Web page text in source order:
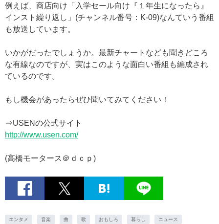
例えば、商店向け「入学セール向け『１年生になったら』
インスト繰り返し」(チャンネル番号：K-09)なんていう番組
も放送しています。
いかがだったでしょうか。最新チャートなども聞きどころ
な有線なのですが、実はこのような面白い番組も編成され
ているのです。
もし機会があったらぜひ聞いてみてください！
⇒USENの公式サイト
http://www.usen.com/
(高橋モータース＠ｄｃｐ)
エンタメ 音楽 曲 歌 おもしろ 暮らし ニュース